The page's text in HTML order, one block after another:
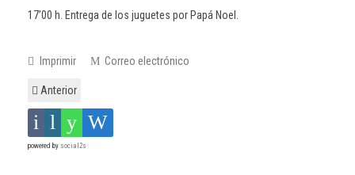
17’00 h. Entrega de los juguetes por Papá Noel.
Imprimir Correo electrónico
Anterior
powered by social2s